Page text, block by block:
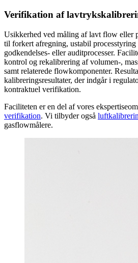
Verifikation af
Usikkerhed ved måling af lavt flow eller
til forkert afregning, ustabil
godkendelses- eller auditprocesser.
kontrol og rekalibrering af volumen-,
samt relaterede flowkomponenter.
kalibreringsresultater, der indgår i
kontraktuel verifikation.
Faciliteten er en del af vores
verifikation. Vi tilbyder også
gasflowmålere.